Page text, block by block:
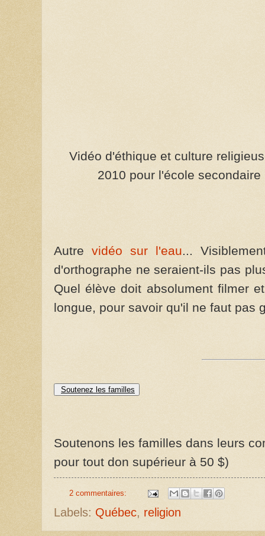
Vidéo d'éthique et culture
2010 pour l'école
Autre vidéo sur l'eau...
d'orthographe ne seraient-ils pas
Quel élève doit absolument filmer
longue, pour savoir qu'il ne faut pas
Soutenez les familles
Soutenons les familles dans leurs
pour tout don supérieur à 50 $)
2 commentaires:
Labels: Québec, religion